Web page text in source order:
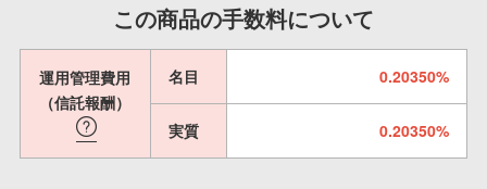
この商品の手数料について
運用管理費用
（信託報酬）
名目 0.20350%
実質 0.20350%